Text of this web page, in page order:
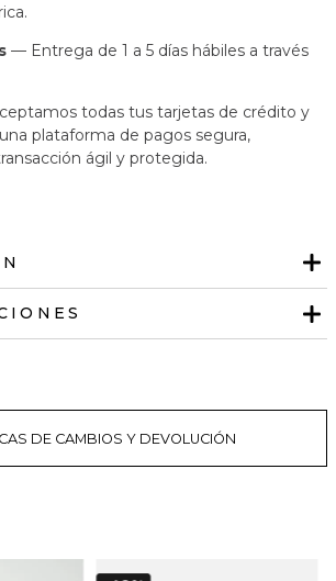
— Entrega de 1 a 5 días hábiles a través
todas tus tarjetas de crédito y
plataforma de pagos segura,
ágil y protegida.
DE CAMBIOS Y DEVOLUCIÓN